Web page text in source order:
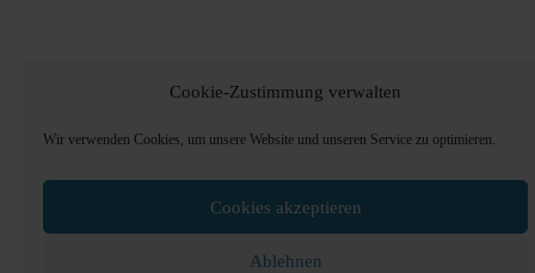
Cookie-Zustimmung verwalten
Wir verwenden Cookies, um unsere Website und unseren Service zu optimieren.
Cookies akzeptieren
Ablehnen